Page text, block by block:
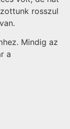
rosszul
Mindig az
a